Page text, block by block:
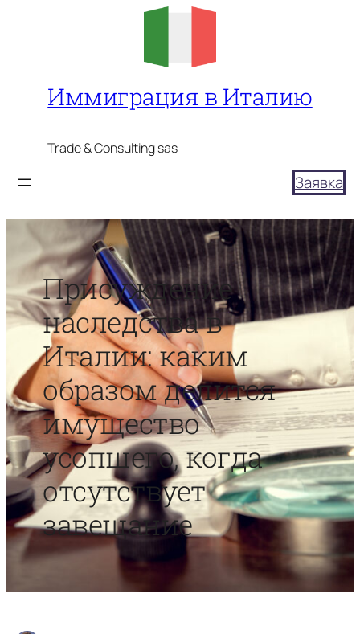
Иммиграция в Италию
Trade & Consulting sas
Заявка
Присуждение
наследства в
Италии: каким
образом делится
имущество
усопшего, когда
отсутствует
завещание